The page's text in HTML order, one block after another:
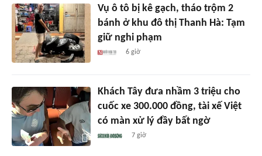
Vụ ô tô bị kê gạch, tháo trộm 2
bánh ở khu đô thị Thanh Hà: Tạm
giữ nghi phạm
6 giờ
Khách Tây đưa nhầm 3 triệu cho
cuốc xe 300.000 đồng, tài xế Việt
có màn xử lý đầy bất ngờ
7 giờ